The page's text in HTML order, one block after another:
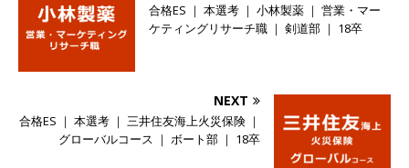
歳までは個人の成績に関わらず昇給を約束 ｜ ソ
プと電通グループの傘下 ｜ 初任給40万 ｜ 人よ
り速く、高い成長を求める人には超魅力的な挑戦
合格ES ｜ 本選考 ｜ 小林製薬 ｜ 営業・マー
ケティングリサーチ職 ｜ 剣道部 ｜ 18卒
NEXT
合格ES ｜ 本選考 ｜ 三井住友海上火災保険 ｜
グローバルコース ｜ ボート部 ｜ 18卒